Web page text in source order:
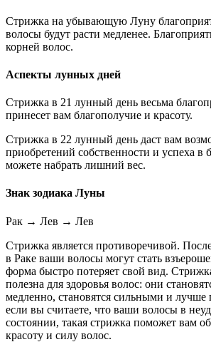
Стрижка на убывающую Луну
волосы будут расти медленее.
корней волос.
Аспекты лунных дней
Стрижка в 21 лунный день весьма
принесет вам благополучие и красоту.
Стрижка в 22 лунный день даст вам
приобретений собственности и успеха в
можете набрать лишний вес.
Знак зодиака Луны
Рак → Лев → Лев
Стрижка является противоречивой.
в Раке ваши волосы могут стать
форма быстро потеряет свой вид.
полезна для здоровья волос: они
медленно, становятся сильными и лучше
если вы считаете, что ваши волосы в
состоянии, такая стрижка поможет вам
красоту и силу волос.